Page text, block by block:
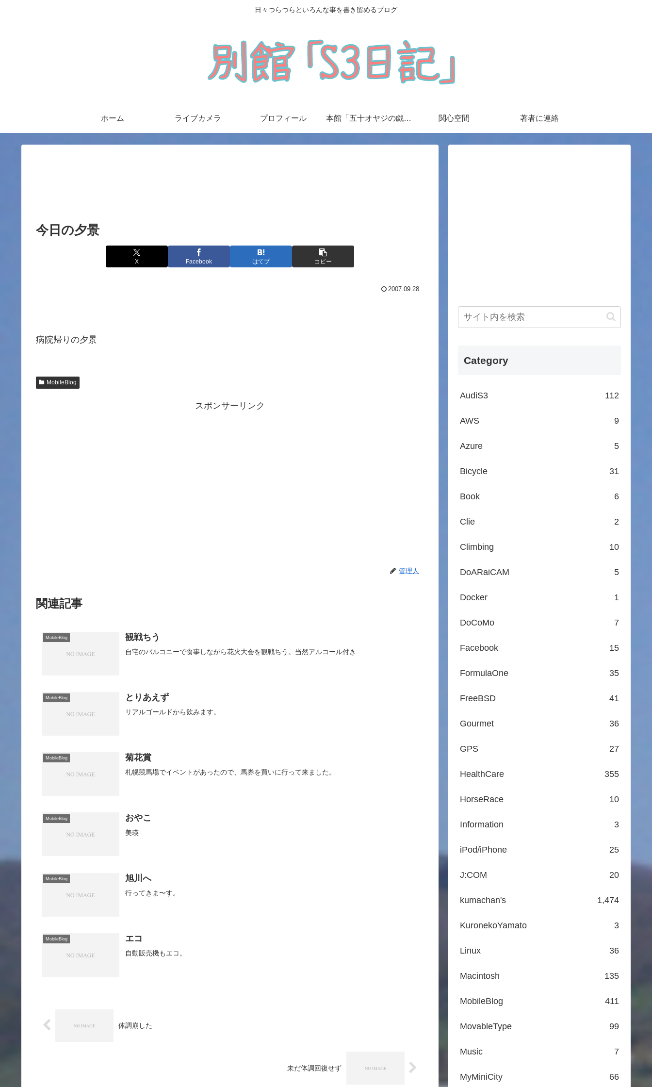
日々つらつらといろんな事を書き留めるブログ
ホーム ライブカメラ プロフィール 本館「五十オヤジの戯言日記」 関心空間 著者に連絡
今日の夕景
X Facebook はてブ コピー
2007.09.28
病院帰りの夕景
MobileBlog
スポンサーリンク
管理人
関連記事
MobileBlog 観戦ちう
自宅のバルコニーで食事しながら花火大会を観戦ちう。当然アルコール付き
MobileBlog とりあえず
リアルゴールドから飲みます。
MobileBlog 菊花賞
札幌競馬場でイベントがあったので、馬券を買いに行って来ました。
MobileBlog おやこ
美瑛
MobileBlog 旭川へ
行ってきま〜す。
MobileBlog エコ
自動販売機もエコ。
体調崩した
未だ体調回復せず
Category
AudiS3 112
AWS 9
Azure 5
Bicycle 31
Book 6
Clie 2
Climbing 10
DoARaiCAM 5
Docker 1
DoCoMo 7
Facebook 15
FormulaOne 35
FreeBSD 41
Gourmet 36
GPS 27
HealthCare 355
HorseRace 10
Information 3
iPod/iPhone 25
J:COM 20
kumachan's 1,474
KuronekoYamato 3
Linux 36
Macintosh 135
MobileBlog 411
MovableType 99
Music 7
MyMiniCity 66